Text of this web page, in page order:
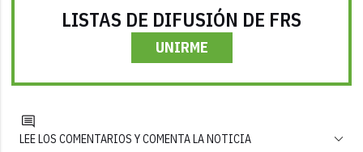
LISTAS DE DIFUSIÓN DE FRS
UNIRME
LEE LOS COMENTARIOS Y COMENTA LA NOTICIA